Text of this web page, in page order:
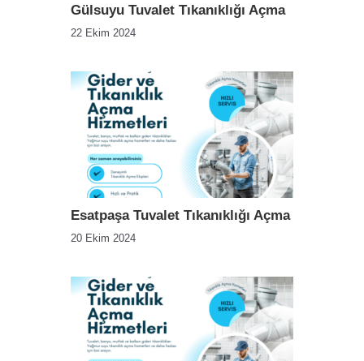
Gülsuyu Tuvalet Tıkanıklığı Açma
22 Ekim 2024
Esatpaşa Tuvalet Tıkanıklığı Açma
20 Ekim 2024